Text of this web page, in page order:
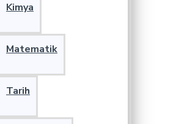
Kimya
Matematik
Tarih